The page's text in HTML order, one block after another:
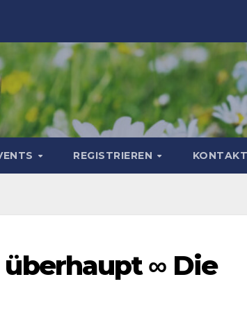
REGISTRIEREN
überhaupt ∞ Die